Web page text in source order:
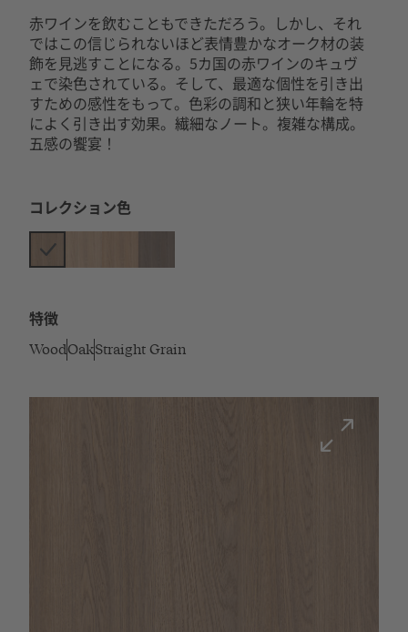
赤ワインを飲むこともできただろう。しかし、それ
ではこの信じられないほど表情豊かなオーク材の装
飾を見逃すことになる。5カ国の赤ワインのキュヴ
ェで染色されている。そして、最適な個性を引き出
すための感性をもって。色彩の調和と狭い年輪を特
によく引き出す効果。繊細なノート。複雑な構成。
五感の饗宴！
コレクション色
特徴
Wood OakStraight Grain